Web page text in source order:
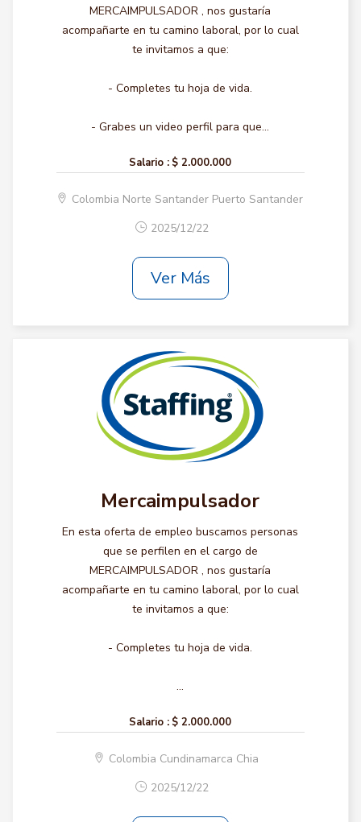
MERCAIMPULSADOR , nos gustaría
acompañarte en tu camino laboral, por lo cual
te invitamos a que:
- Completes tu hoja de vida.
- Grabes un video perfil para que...
Salario : $ 2.000.000
Colombia Norte Santander Puerto Santander
2025/12/22
Ver Más
Mercaimpulsador
En esta oferta de empleo buscamos personas
que se perfilen en el cargo de
MERCAIMPULSADOR , nos gustaría
acompañarte en tu camino laboral, por lo cual
te invitamos a que:
- Completes tu hoja de vida.
...
Salario : $ 2.000.000
Colombia Cundinamarca Chia
2025/12/22